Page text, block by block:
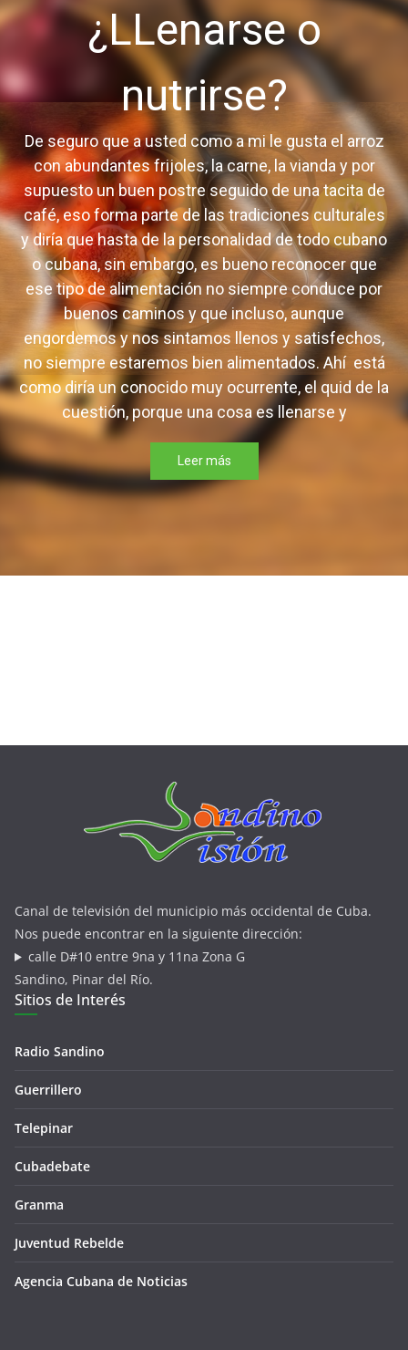
¿LLenarse o
nutrirse?
De seguro que a usted como a mi le gusta el arroz
con abundantes frijoles, la carne, la vianda y por
supuesto un buen postre seguido de una tacita de
café, eso forma parte de las tradiciones culturales
y diría que hasta de la personalidad de todo cubano
o cubana, sin embargo, es bueno reconocer que
ese tipo de alimentación no siempre conduce por
buenos caminos y que incluso, aunque
engordemos y nos sintamos llenos y satisfechos,
no siempre estaremos bien alimentados. Ahí está
como diría un conocido muy ocurrente, el quid de la
cuestión, porque una cosa es llenarse y
Leer más
Canal de televisión del municipio más occidental de Cuba.
Nos puede encontrar en la siguiente dirección:
calle D#10 entre 9na y 11na Zona G
Sandino, Pinar del Río.
Sitios de Interés
Radio Sandino
Guerrillero
Telepinar
Cubadebate
Granma
Juventud Rebelde
Agencia Cubana de Noticias